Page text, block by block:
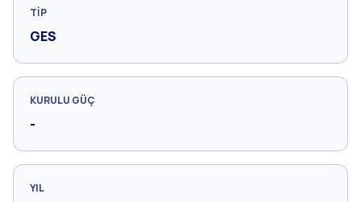
TIP
GES
KURULU GÜÇ
-
YIL